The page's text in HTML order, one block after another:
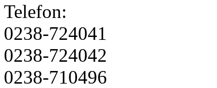
Telefon:
0238-724041
0238-724042
0238-710496